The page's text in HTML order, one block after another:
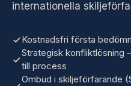
internationella
Kostnadsfri första
Strategisk konfliktlösning
till process
Ombud i skiljeförfarande